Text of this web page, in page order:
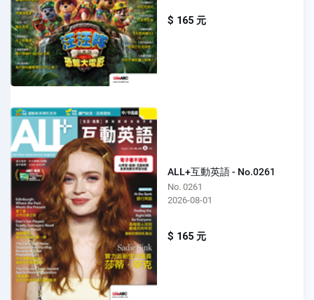
$ 165 元
ALL+互動英語 - No.0261
No. 0261
2026-08-01
$ 165 元